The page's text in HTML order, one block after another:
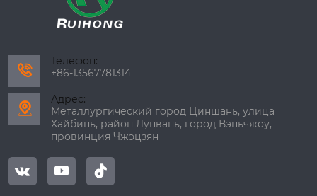

Телефон:
+86-13567781314

Адрес:
Металлургический город Циншань, улица
Хайбинь, район Лунвань, город Вэньчжоу,
провинция Чжэцзян
  